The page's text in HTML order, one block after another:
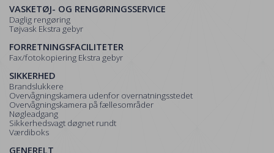
VASKETØJ- OG RENGØRINGSSERVICE
Daglig rengøring
Tøjvask Ekstra gebyr
FORRETNINGSFACILITETER
Fax/fotokopiering Ekstra gebyr
SIKKERHED
Brandslukkere
Overvågningskamera udenfor overnatningsstedet
Overvågningskamera på fællesområder
Nøgleadgang
Sikkerhedsvagt døgnet rundt
Værdiboks
GENERELT